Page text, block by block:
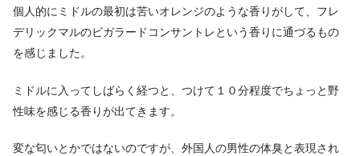
個人的にミドルの最初は苦いオレンジのような香りがして、フレ
デリックマルのビガラードコンサントレという香りに通づるもの
を感じました。
ミドルに入ってしばらく経つと、つけて１０分程度でちょっと野
性味を感じる香りが出てきます。
変な匂いとかではないのですが、外国人の男性の体臭と表現され